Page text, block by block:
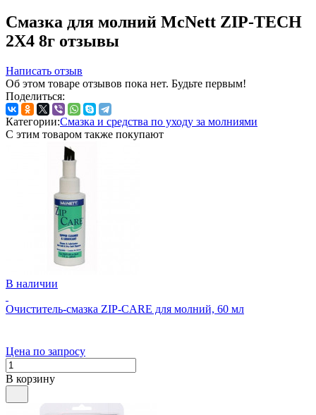
Смазка для молний McNett ZIP-TECH
2Х4 8г отзывы
Написать отзыв
Об этом товаре отзывов пока нет. Будьте первым!
Поделиться:
Категории:Смазка и средства по уходу за молниями
С этим товаром также покупают
В наличии
Очиститель-смазка ZIP-CARE для молний, 60 мл
Цена по запросу
В корзину